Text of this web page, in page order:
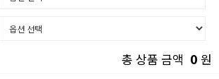
총 상품 금액 0 원